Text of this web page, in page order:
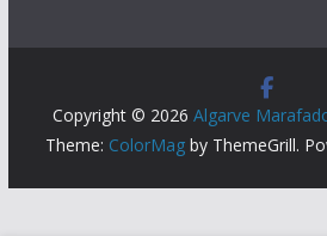
Copyright © 2026Algarve
Theme: ColorMagby ThemeGrill.